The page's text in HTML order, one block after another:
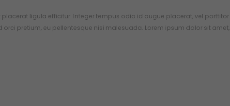
placerat ligula efficitur. Integer tempus odio id augue placerat, vel porttitor
orci pretium, eu pellentesque nisi malesuada. Lorem ipsum dolor sit amet,